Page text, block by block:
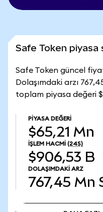
Safe Token piyasa
Safe Token güncel
Dolaşımdaki arzı
toplam piyasa değeri
PIYASA DEĞERI
$65,21 Mn
İŞLEM HACMI (24S)
$906,53 B
DOLAŞIMDAKI ARZ
767,45 Mn